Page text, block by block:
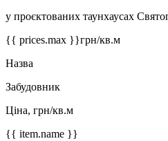
у проєктованих таунхаусах
{{ prices.max }}грн/кв.м
Назва
Забудовник
Ціна, грн/кв.м
{{ item.name }}